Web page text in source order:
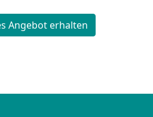
Angebot erhalten